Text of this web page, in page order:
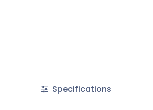
Specifications